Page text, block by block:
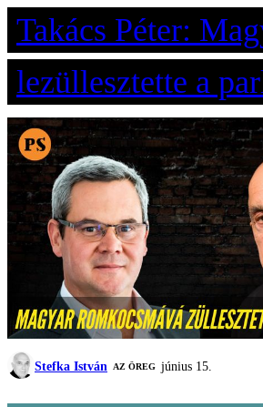
Takács Péter:
lezüllesztette a
Stefka István AZ ÖREG június 15.